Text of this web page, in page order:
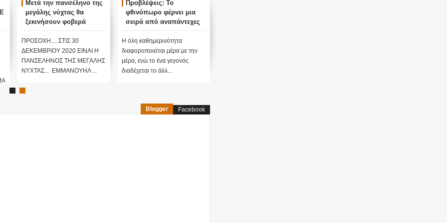
Μετά την πανσέληνο της
μεγάλης νύχτας θα
ξεκινήσουν φοβερά
γεγονότα ..
ΠΡΟΣΟΧΗ.... ΣΤΙΣ 30
ΔΕΚΕΜΒΡΙΟΥ 2020 ΕΙΝΑΙ Η
ΠΑΝΣΕΛΗΝΟΣ ΤΗΣ ΜΕΓΑΛΗΣ
ΝΥΧΤΑΣ... ΕΜΜΑΝΟΥΗΛ ...
Προβλέψεις: Το
φθινόπωρο φέρνει μια
σειρά από αναπάντεχες
εξελίξεις παγκοσμίως...
Ποια η αφορμή να
αλλάξουν τα σχέδια των
εξουσιαστών;
Η όλη καθημερινότητα
διαφοροποιείται μέρα με την
μέρα, ενώ το ένα γεγονός
διαδέχεται το άλλ...
Blogger Facebook